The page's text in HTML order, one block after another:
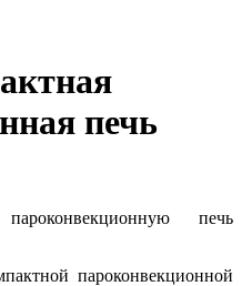
печь
печь
пароконвекционной